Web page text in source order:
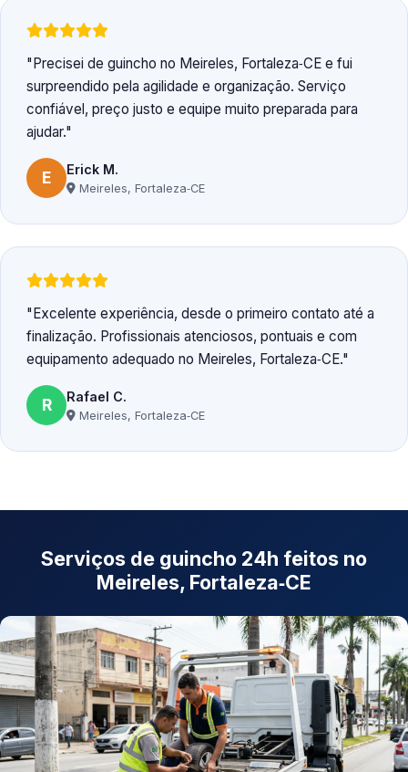
Precisei de guincho no Meireles, Fortaleza‑CE e fui
surpreendido pela agilidade e organização. Serviço
confiável, preço justo e equipe muito preparada para
ajudar.
E Erick M.
Meireles, Fortaleza‑CE
Excelente experiência, desde o primeiro contato até a
finalização. Profissionais atenciosos, pontuais e com
equipamento adequado no Meireles, Fortaleza‑CE.
R Rafael C.
Meireles, Fortaleza‑CE
Serviços de guincho 24h feitos no
Meireles, Fortaleza‑CE